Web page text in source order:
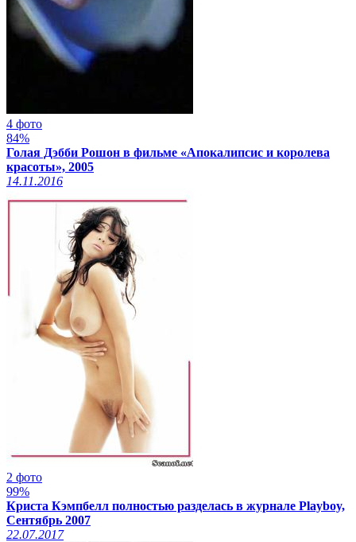
4 фото
84%
Голая Дэбби Рошон в фильме «Апокалипсис и королева
красоты», 2005
14.11.2016
2 фото
99%
Криста Кэмпбелл полностью разделась в журнале Playboy,
Сентябрь 2007
22.07.2017